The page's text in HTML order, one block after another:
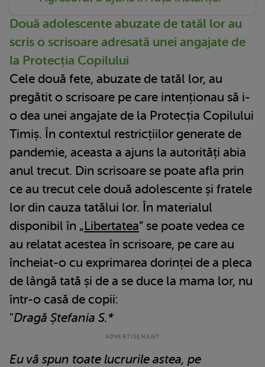
Două adolescente abuzate de tatăl lor au
scris o scrisoare adresată unei angajate de
la Protecția Copilului
Cele două fete, abuzate de tatăl lor, au
pregătit o scrisoare pe care intenționau să i-
o dea unei angajate de la Protecția Copilului
Timiș. În contextul restricțiilor generate de
pandemie, aceasta a ajuns la autorități abia
anul trecut. Din scrisoare se poate afla prin
ce au trecut cele două adolescente și fratele
lor din cauza tatălui lor. În materialul
disponibil în „Libertatea” se poate vedea ce
au relatat acestea în scrisoare, pe care au
încheiat-o cu exprimarea dorinței de a pleca
de lângă tată și de a se duce la mama lor, nu
într-o casă de copii:
"Dragă Ștefania S.*
Eu vă spun toate lucrurile astea, pe